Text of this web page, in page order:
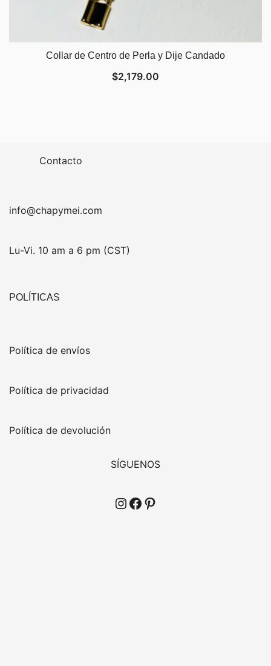
Collar de Centro de Perla y Dije Candado
$2,179.00
Contacto
info@chapymei.com
Lu-Vi. 10 am a 6 pm (CST)
POLÍTICAS
Política de envíos
Política de privacidad
Política de devolución
SÍGUENOS
Instagram
Facebook
Pinterest